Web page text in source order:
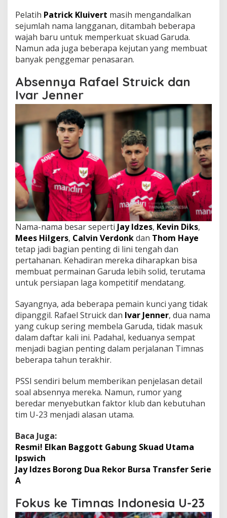
Pelatih Patrick Kluivert masih mengandalkan
sejumlah nama langganan, ditambah beberapa
wajah baru untuk memperkuat skuad Garuda.
Namun ada juga beberapa kejutan yang membuat
banyak penggemar penasaran.
Absennya Rafael Struick dan
Ivar Jenner
Nama-nama besar seperti Jay Idzes, Kevin Diks,
Mees Hilgers, Calvin Verdonkdan Thom Haye
tetap jadi bagian penting di lini tengah dan
pertahanan. Kehadiran mereka diharapkan bisa
membuat permainan Garuda lebih solid, terutama
untuk persiapan laga kompetitif mendatang.
Sayangnya, ada beberapa pemain kunci yang tidak
dipanggil. Rafael Struick dan Ivar Jenner, dua nama
yang cukup sering membela Garuda, tidak masuk
dalam daftar kali ini. Padahal, keduanya sempat
menjadi bagian penting dalam perjalanan Timnas
beberapa tahun terakhir.
PSSI sendiri belum memberikan penjelasan detail
soal absennya mereka. Namun, rumor yang
beredar menyebutkan faktor klub dan kebutuhan
tim U-23 menjadi alasan utama.
Baca Juga:
Resmi! Elkan Baggott Gabung Skuad Utama
Ipswich
Jay Idzes Borong Dua Rekor Bursa Transfer Serie
A
Fokus ke Timnas Indonesia U-23